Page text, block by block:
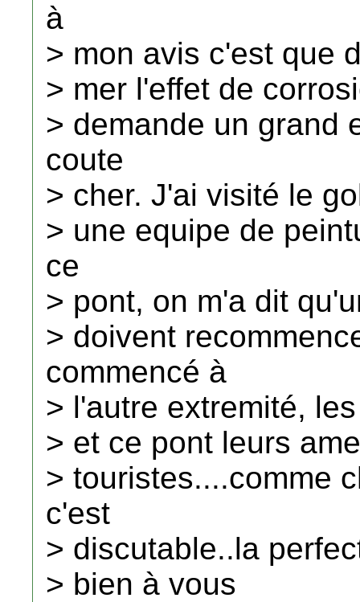
à
> mon avis c'est que
> mer l'effet de
> demande un grand
coute
> cher. J'ai visité le
> une equipe de
ce
> pont, on m'a dit
> doivent
commencé à
> l'autre extremité,
> et ce pont leurs
> touristes....comme
c'est
> discutable..la
> bien à vous